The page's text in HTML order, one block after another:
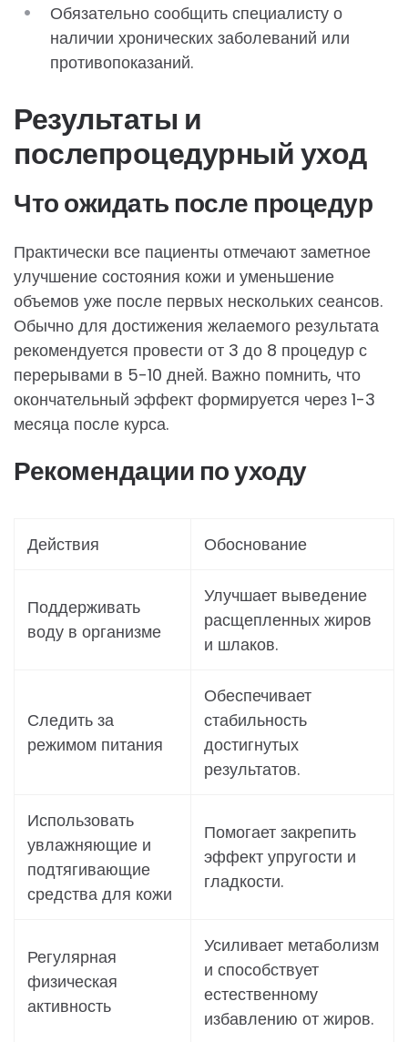
Обязательно сообщить специалисту о
наличии хронических заболеваний или
противопоказаний.
Результаты и
послепроцедурный уход
Что ожидать после процедур
Практически все пациенты отмечают заметное
улучшение состояния кожи и уменьшение
объемов уже после первых нескольких сеансов.
Обычно для достижения желаемого результата
рекомендуется провести от 3 до 8 процедур с
перерывами в 5-10 дней. Важно помнить, что
окончательный эффект формируется через 1-3
месяца после курса.
Рекомендации по уходу
Действия Обоснование
Поддерживать
воду в организме
Улучшает выведение
расщепленных жиров
и шлаков.
Следить за
режимом питания
Обеспечивает
стабильность
достигнутых
результатов.
Использовать
увлажняющие и
подтягивающие
средства для кожи
Помогает закрепить
эффект упругости и
гладкости.
Регулярная
физическая
активность
Усиливает метаболизм
и способствует
естественному
избавлению от жиров.